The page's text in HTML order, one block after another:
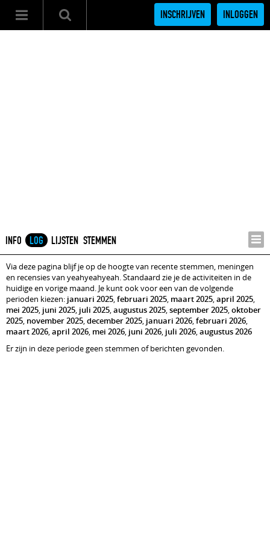
INSCHRIJVEN INLOGGEN
INFO LOG LIJSTEN STEMMEN
Via deze pagina blijf je op de hoogte van recente stemmen, meningen
en recensies van yeahyeahyeah. Standaard zie je de activiteiten in de
huidige en vorige maand. Je kunt ook voor een van de volgende
perioden kiezen: januari 2025,februari 2025, maart 2025,april 2025,
mei 2025, juni 2025, juli 2025,augustus 2025,september 2025,oktober
2025, november 2025,december 2025, januari 2026,februari 2026,
maart 2026,april 2026, mei 2026, juni 2026, juli 2026,augustus 2026
Er zijn in deze periode geen stemmen of berichten gevonden.